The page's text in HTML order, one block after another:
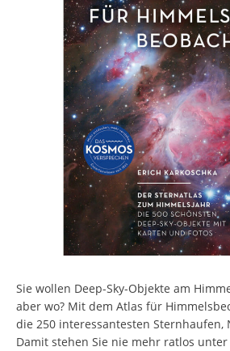
Sie wollen Deep-Sky-Objekte am
aber wo? Mit dem Atlas für
die 250 interessantesten Sternhaufen,
Damit stehen Sie nie mehr ratlos